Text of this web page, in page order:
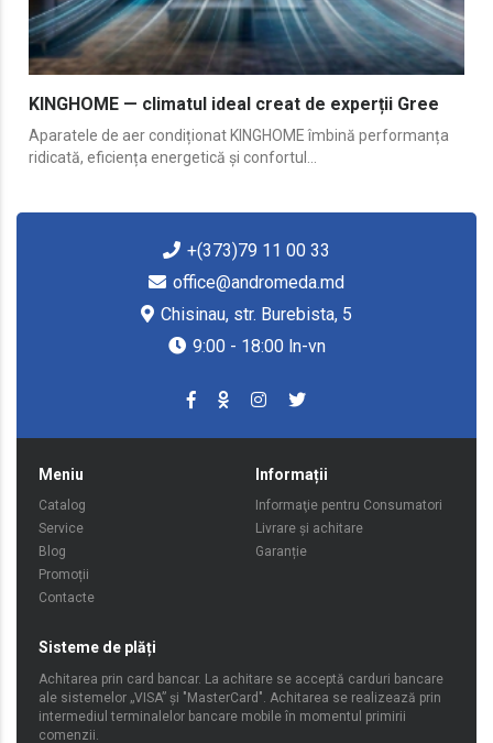
KINGHOME — climatul ideal creat de experții Gree
Aparatele de aer condiționat KINGHOME îmbină performanța
ridicată, eficiența energetică și confortul...
+(373)79 11 00 33
office@andromeda.md
Chisinau, str. Burebista, 5
9:00 - 18:00 ln-vn
Meniu
Catalog
Service
Blog
Promoții
Contacte
Informații
Informaţie pentru Consumatori
Livrare şi achitare
Garanție
Sisteme de plăți
Achitarea prin card bancar. La achitare se acceptă carduri bancare
ale sistemelor „VISA” şi "MasterCard". Achitarea se realizează prin
intermediul terminalelor bancare mobile în momentul primirii
comenzii.